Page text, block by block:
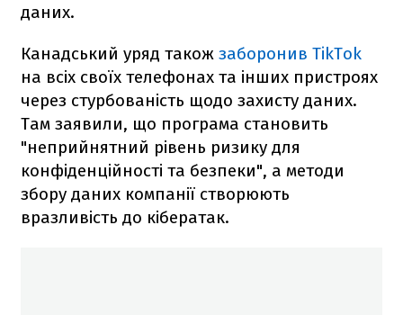
даних.
Канадський уряд також заборонив TikTok
на всіх своїх телефонах та інших пристроях
через стурбованість щодо захисту даних.
Там заявили, що програма становить
"неприйнятний рівень ризику для
конфіденційності та безпеки", а методи
збору даних компанії створюють
вразливість до кібератак.